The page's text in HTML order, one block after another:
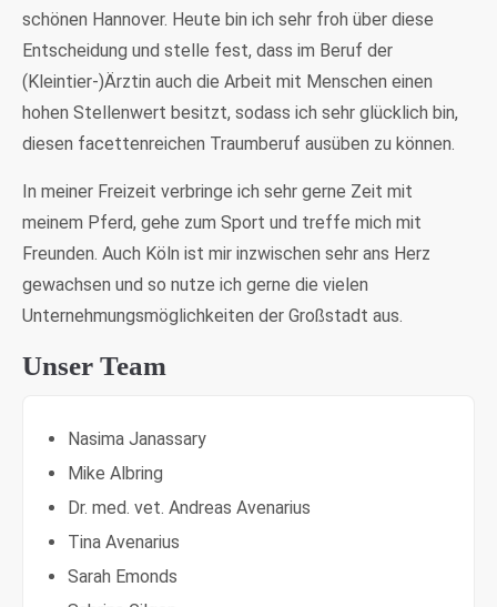
schönen Hannover. Heute bin ich sehr froh über diese
Entscheidung und stelle fest, dass im Beruf der
(Kleintier-)Ärztin auch die Arbeit mit Menschen einen
hohen Stellenwert besitzt, sodass ich sehr glücklich bin,
diesen facettenreichen Traumberuf ausüben zu können.
In meiner Freizeit verbringe ich sehr gerne Zeit mit
meinem Pferd, gehe zum Sport und treffe mich mit
Freunden. Auch Köln ist mir inzwischen sehr ans Herz
gewachsen und so nutze ich gerne die vielen
Unternehmungsmöglichkeiten der Großstadt aus.
Unser Team
Nasima Janassary
Mike Albring
Dr. med. vet. Andreas Avenarius
Tina Avenarius
Sarah Emonds